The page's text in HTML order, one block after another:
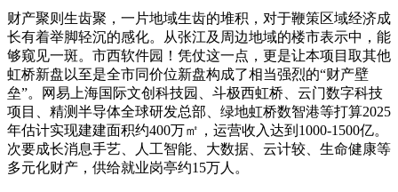
财产聚则生齿聚，一片地域生齿的堆积，对于鞭策区域经济成
长有着举脚轻沉的感化。从张江及周边地域的楼市表示中，能
够窥见一斑。市西软件园！凭仗这一点，更是让本项目取其他
虹桥新盘以至是全市同价位新盘构成了相当强烈的“财产壁
垒”。网易上海国际文创科技园、斗极西虹桥、云门数字科技
项目、精测半导体全球研发总部、绿地虹桥数智港等打算2025
年估计实现建建面积约400万㎡，运营收入达到1000-1500亿。
次要成长消息手艺、人工智能、大数据、云计较、生命健康等
多元化财产，供给就业岗亭约15万人。